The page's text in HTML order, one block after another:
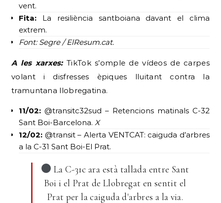
vent.
Fita: La resiliència santboiana davant el clima
extrem.
Font: Segre / ElResum.cat.
A les xarxes:TikTok s’omple de vídeos de carpes
volant i disfresses èpiques lluitant contra la
tramuntana llobregatina.
11/02: @transitc32sud – Retencions matinals C-32
Sant Boi-Barcelona. X
12/02: @transit – Alerta VENTCAT: caiguda d’arbres
a la C-31 Sant Boi-El Prat.
La C-31c ara està tallada entre Sant
Boi i el Prat de Llobregat en sentit el
Prat per la caiguda d'arbres a la via.